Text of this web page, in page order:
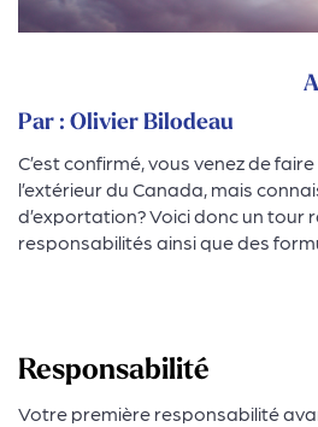
Par : Olivier Bilodeau
C’est confirmé, vous venez de
l’extérieur du Canada, mais
d’exportation? Voici donc un tour
responsabilités ainsi que des
Responsabilité
Votre première responsabilité